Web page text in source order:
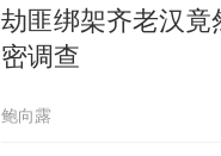
劫匪绑架齐老汉
密调查
鲍向露